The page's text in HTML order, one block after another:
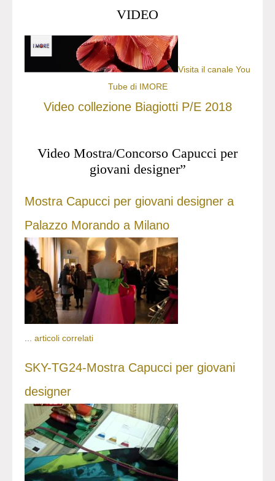
VIDEO
Visita il canale You
Tube di IMORE
Video collezione Biagiotti P/E 2018
Video Mostra/Concorso Capucci per
giovani designer”
Mostra Capucci per giovani designer a
Palazzo Morando a Milano
articoli correlati
SKY-TG24-Mostra Capucci per giovani
designer